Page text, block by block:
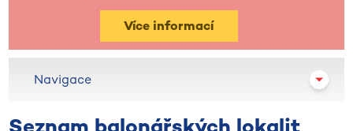
Více informací
Navigace